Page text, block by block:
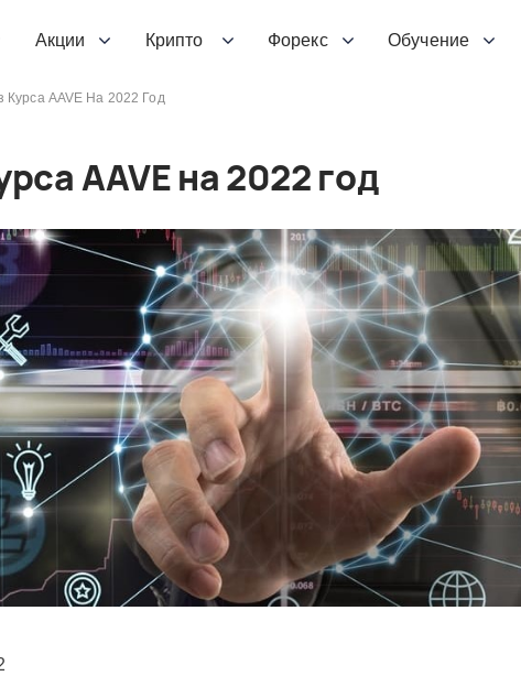
Акции Крипто Форекс Обучение
Курса AAVE На 2022 Год
AAVE на 2022 год